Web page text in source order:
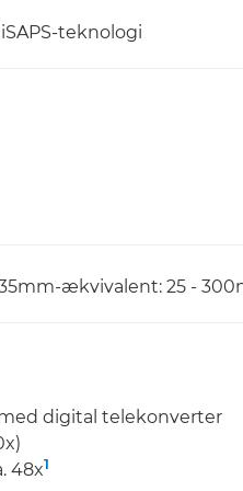
teknologi
ækvivalent: 25 -
digital telekonverter
48x1